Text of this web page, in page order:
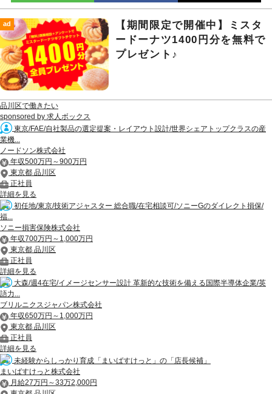
ad
【期間限定で開催中】ミスタ
ードーナツ1400円分を無料で
プレゼント♪
品川区で働きたい
sponsored by 求人ボックス
東京/FAE/自社製品の選定提案・レイアウト設計/世界シェアトップクラスの産
業機...
ノードソン株式会社
年収500万円～900万円
東京都 品川区
正社員
詳細を見る
初任地/東京/技術アジャスター 総合職/在宅相談可/ソニーGのダイレクト損保/
福...
ソニー損害保険株式会社
年収700万円～1,000万円
東京都 品川区
正社員
詳細を見る
大森/週4在宅/イメージセンサー設計 革新的な技術を備える国際半導体企業/英
語力...
ブリルニクスジャパン株式会社
年収650万円～1,000万円
東京都 品川区
正社員
詳細を見る
未経験からしっかり育成「まいばすけっと」の「店長候補」
まいばすけっと株式会社
月給27万円～33万2,000円